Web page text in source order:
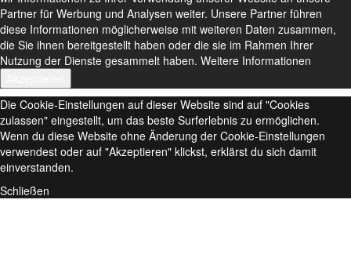
Partner für Werbung und Analysen weiter. Unsere Partner führen
diese Informationen möglicherweise mit weiteren Daten zusammen,
die Sie ihnen bereitgestellt haben oder die sie im Rahmen Ihrer
Nutzung der Dienste gesammelt haben. Weitere Informationen
Die Cookie-Einstellungen auf dieser Website sind auf "Cookies
zulassen" eingestellt, um das beste Surferlebnis zu ermöglichen.
Wenn du diese Website ohne Änderung der Cookie-Einstellungen
verwendest oder auf "Akzeptieren" klickst, erklärst du sich damit
einverstanden.
Schließen